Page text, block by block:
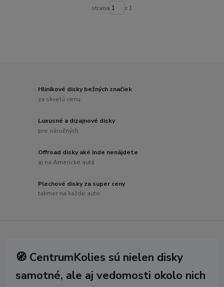
strana z 1
Hliníkové disky bežných značiek
za skvelú cenu
Luxusné a dizajnové disky
pre náročných
Offroad disky aké inde nenájdete
aj na Americké autá
Plechové disky za super ceny
takmer na každé auto
🧭 CentrumKolies sú nielen disky
samotné, ale aj vedomosti okolo nich